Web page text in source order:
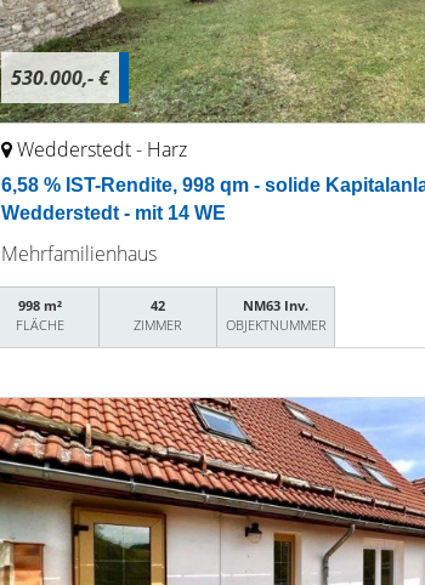
530.000,- €
Wedderstedt - Harz
6,58 % IST-Rendite, 998 qm - solide
Wedderstedt - mit 14 WE
Mehrfamilienhaus
998 m²
FLÄCHE
42
ZIMMER
NM63 Inv.
OBJEKTNUMMER